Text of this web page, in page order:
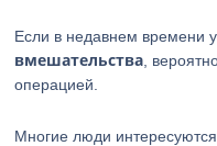
Если в недавнем времени
вмешательства ,
операцией.
Многие люди